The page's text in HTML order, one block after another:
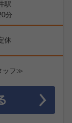
駅
分
休
ッフ≫